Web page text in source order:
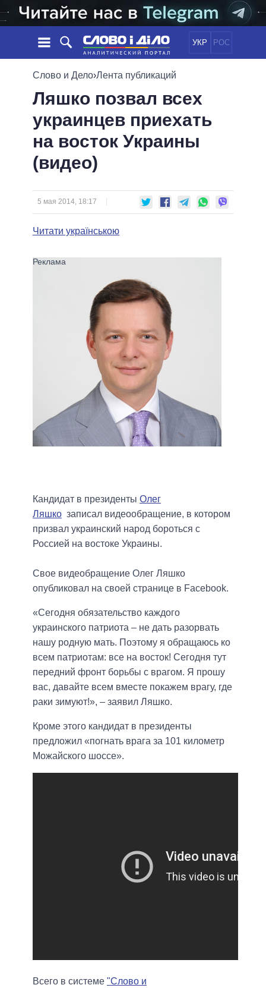
УКР РОС
НОВОСТИ
ЛЕНТА
СОБЫТИЯ
СТАТЬИ
ОБЗОРЫ
ДАЙДЖЕСТЫ
ПОЛИТИКА
ЭКОНОМИКА
ОБЩЕСТВО
МИР
ОБЕЩАНИЯ
ПОЛИТИКИ
ВСЕ ПОЛИТИКИ
ПРЕЗИДЕНТ И ОФИС
ВЕРХОВНАЯ РАДА
КАБИНЕТ МИНИСТРОВ
ВСЕ ПЕРСОНЫ
ИНФОГРАФИКА
ПОДДЕРЖАТЬ
СРАВНЕНИЕ ПОЛИТИКОВ
Слово и Дело›Лента публикаций
Ляшко позвал всех
украинцев приехать
на восток Украины
(видео)
5 мая 2014, 18:17
Читати українською
Кандидат в президенты Олег
Ляшко записал видеообращение, в котором
призвал украинский народ бороться с
Россией на востоке Украины.
Свое видеобращение Олег Ляшко
опубликовал на своей странице в Facebook.
«Сегодня обязательство каждого
украинского патриота – не дать разорвать
нашу родную мать. Поэтому я обращаюсь ко
всем патриотам: все на восток! Сегодня тут
передний фронт борьбы с врагом. Я прошу
вас, давайте всем вместе покажем врагу, где
раки зимуют!», – заявил Ляшко.
Кроме этого кандидат в президенты
предложил «погнать врага за 101 километр
Можайского шоссе».
Всего в системе "Слово и